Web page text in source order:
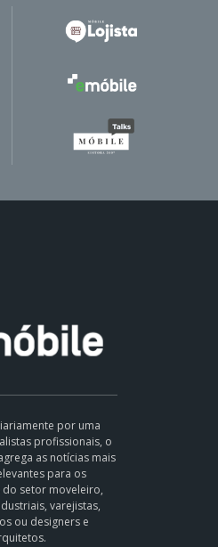
por uma
profissionais, o
as notícias mais
para os
setor moveleiro,
varejistas,
ou designers e